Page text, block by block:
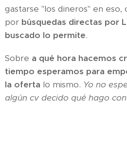
gastarse "los dineros" en
por búsquedas directas por
buscado lo permite.
Sobre a qué hora hacemos
tiempo esperamos para
la oferta lo mismo. Yo no
algún cv decido qué hago con